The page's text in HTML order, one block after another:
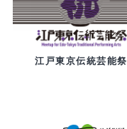
江戸東京伝統芸能祭